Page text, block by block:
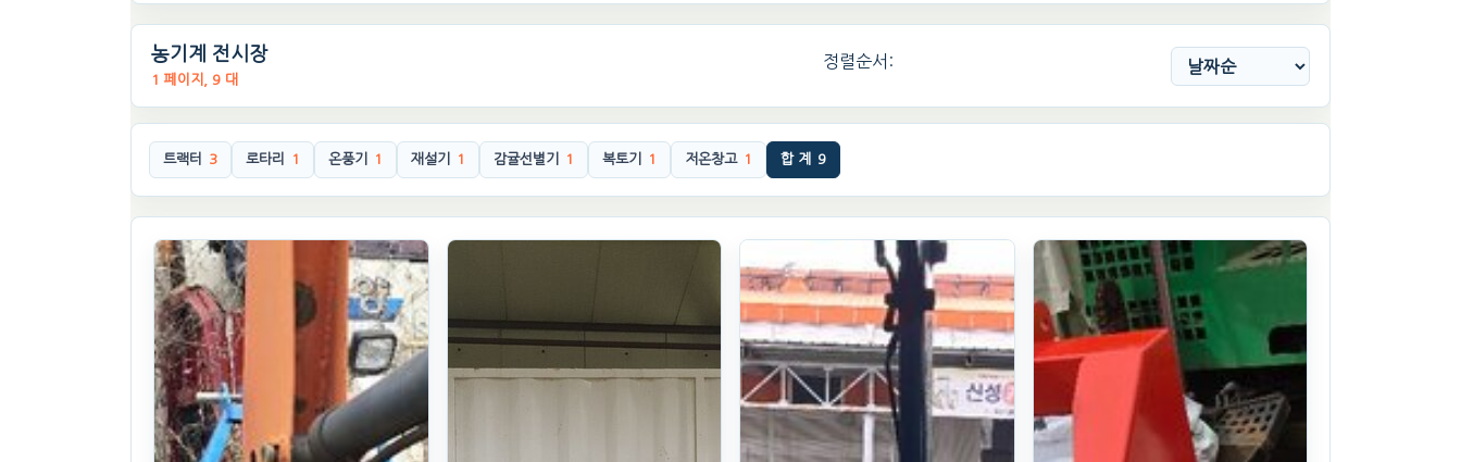
농기계 전시장
1 페이지, 9 대
정렬순서:
트랙터 3 로타리 1 온풍기 1 재설기 1 감귤선별기 1 복토기 1 저온창고 1 합 계 9